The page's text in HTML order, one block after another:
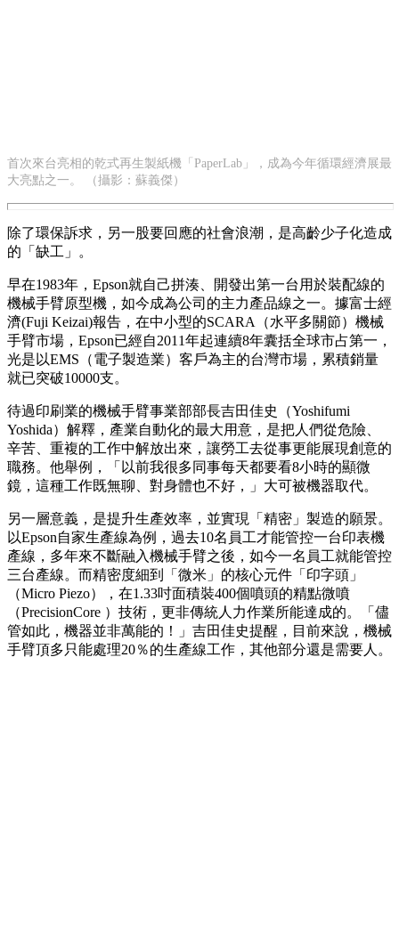
首次來台亮相的乾式再生製紙機「PaperLab」，成為今年循環經濟展最
大亮點之一。 （攝影：蘇義傑）
除了環保訴求，另一股要回應的社會浪潮，是高齡少子化造成
的「缺工」。
早在1983年，Epson就自己拼湊、開發出第一台用於裝配線的
機械手臂原型機，如今成為公司的主力產品線之一。據富士經
濟(Fuji Keizai)報告，在中小型的SCARA（水平多關節）機械
手臂市場，Epson已經自2011年起連續8年囊括全球市占第一，
光是以EMS（電子製造業）客戶為主的台灣市場，累積銷量
就已突破10000支。
待過印刷業的機械手臂事業部部長吉田佳史（Yoshifumi
Yoshida）解釋，產業自動化的最大用意，是把人們從危險、
辛苦、重複的工作中解放出來，讓勞工去從事更能展現創意的
職務。他舉例，「以前我很多同事每天都要看8小時的顯微
鏡，這種工作既無聊、對身體也不好，」大可被機器取代。
另一層意義，是提升生產效率，並實現「精密」製造的願景。
以Epson自家生產線為例，過去10名員工才能管控一台印表機
產線，多年來不斷融入機械手臂之後，如今一名員工就能管控
三台產線。而精密度細到「微米」的核心元件「印字頭」
（Micro Piezo），在1.33吋面積裝400個噴頭的精點微噴
（PrecisionCore ）技術，更非傳統人力作業所能達成的。「儘
管如此，機器並非萬能的！」吉田佳史提醒，目前來說，機械
手臂頂多只能處理20％的生產線工作，其他部分還是需要人。